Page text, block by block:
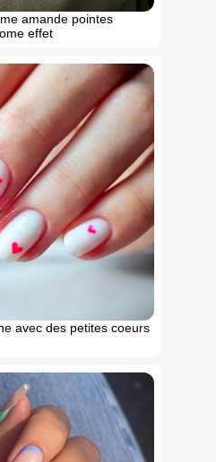
amande pointes
effet
avec des petites coeurs